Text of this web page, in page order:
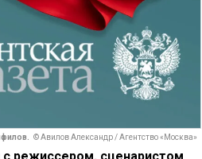
© Авилов Александр / Агентство «Москва»
режиссером, сценаристом